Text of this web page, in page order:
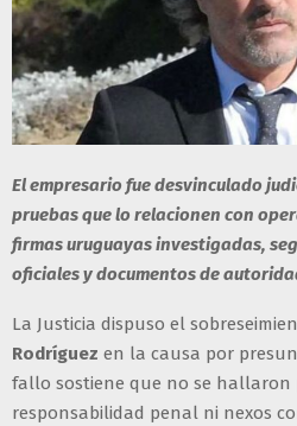
El empresario fue desvinculado
pruebas que lo relacionen con
firmas uruguayas investigadas,
oficiales y documentos de
La Justicia dispuso el
Rodríguez en la causa por
fallo sostiene que no se hallaron
responsabilidad penal ni nexos